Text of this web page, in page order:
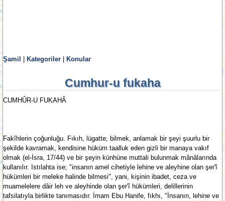
Şamil Kategoriler Konular
Cumhur-u fukaha
CUMHÛR-U FUKAHÂ
Fakîhlerin çoğunluğu. Fıkıh, lügatte; bilmek, anlamak bir şeyi şuurlu bir
şekilde kavramak, kendisine hüküm taalluk eden gizli bir manaya vakıf
olmak (el-İsra, 17/44) ve bir şeyin künhüne muttali bulunmak mânâlarında
kullanılır. Istılahta ise; "insanın amel cihetiyle lehine ve aleyhine olan şer'î
hükümleri bir meleke halinde bilmesi", yani, kişinin ibadet, ceza ve
muamelelere dâir leh ve aleyhinde olan şer'î hükümleri, delillerinin
tafsilatıyla birlikte tanımasıdır. İmam Ebu Hanife, fıkhı, "İnsanın, lehine ve